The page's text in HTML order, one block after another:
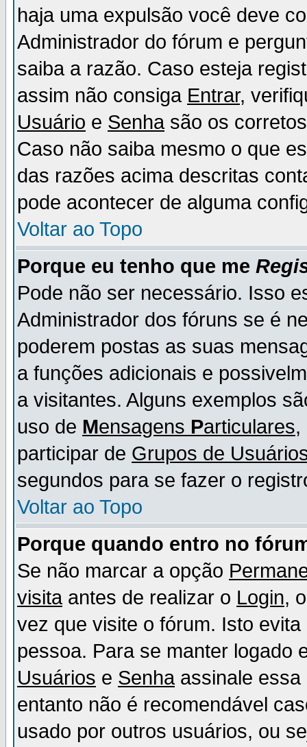
haja uma expulsão você deve
Administrador do fórum e
saiba a razão. Caso esteja
assim não consiga Entrar,
Usuário e Senhasão os
Caso não saiba mesmo o que
das razões acima descritas
pode acontecer de alguma
Voltar ao Topo
Porque eu tenho que me
Pode não ser necessário. Isso
Administrador dos fóruns se é
poderem postas as suas
a funções adicionais e
a visitantes. Alguns exemplos
uso de Mensagens Particulares,
participar de Grupos de
segundos para se fazer o
Voltar ao Topo
Porque quando entro no
Se não marcar a opção
visitaantes de realizar o Login,
vez que visite o fórum. Isto
pessoa. Para se manter
Usuários e Senhaassinale essa
entanto não é recomendável
usado por outros usuários, ou